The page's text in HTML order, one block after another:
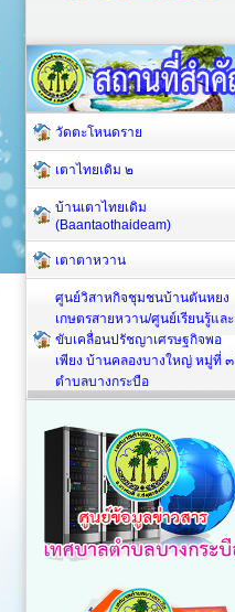
วัดตะโหนดราย
เตาไทยเดิม ๒
บ้านเตาไทยเดิม
(Baantaothaideam)
เตาตาหวาน
ศูนย์วิสาหกิจชุมชนบ้านตันหยง
เกษตรสายหวาน/ศูนย์เรียนรู้และ
ขับเคลื่อนปรัชญาเศรษฐกิจพอ
เพียง บ้านคลองบางใหญ่ หมู่ที่ ๓
ตำบลบางกระบือ